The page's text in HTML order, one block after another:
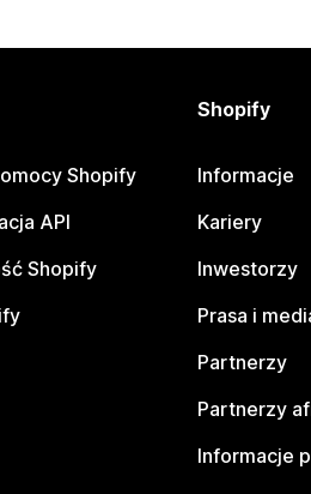
Shopify
API
Shopify
Shopify
Informacje
Kariery
Inwestorzy
Prasa i
Partnerzy
Partnerzy
Informacje